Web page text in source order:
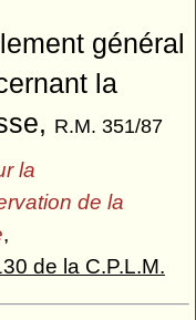
général
la
R.M. 351/87
la
de la
,
de la C.P.L.M.